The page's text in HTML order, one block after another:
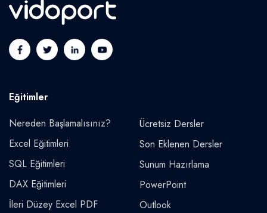
Eğitimler
Nereden Başlamalısınız?
Excel Eğitimleri
SQL Eğitimleri
DAX Eğitimleri
İleri Düzey Excel PDF
Ücretsiz Dersler
Son Eklenen Dersler
Sunum Hazırlama
PowerPoint
Outlook